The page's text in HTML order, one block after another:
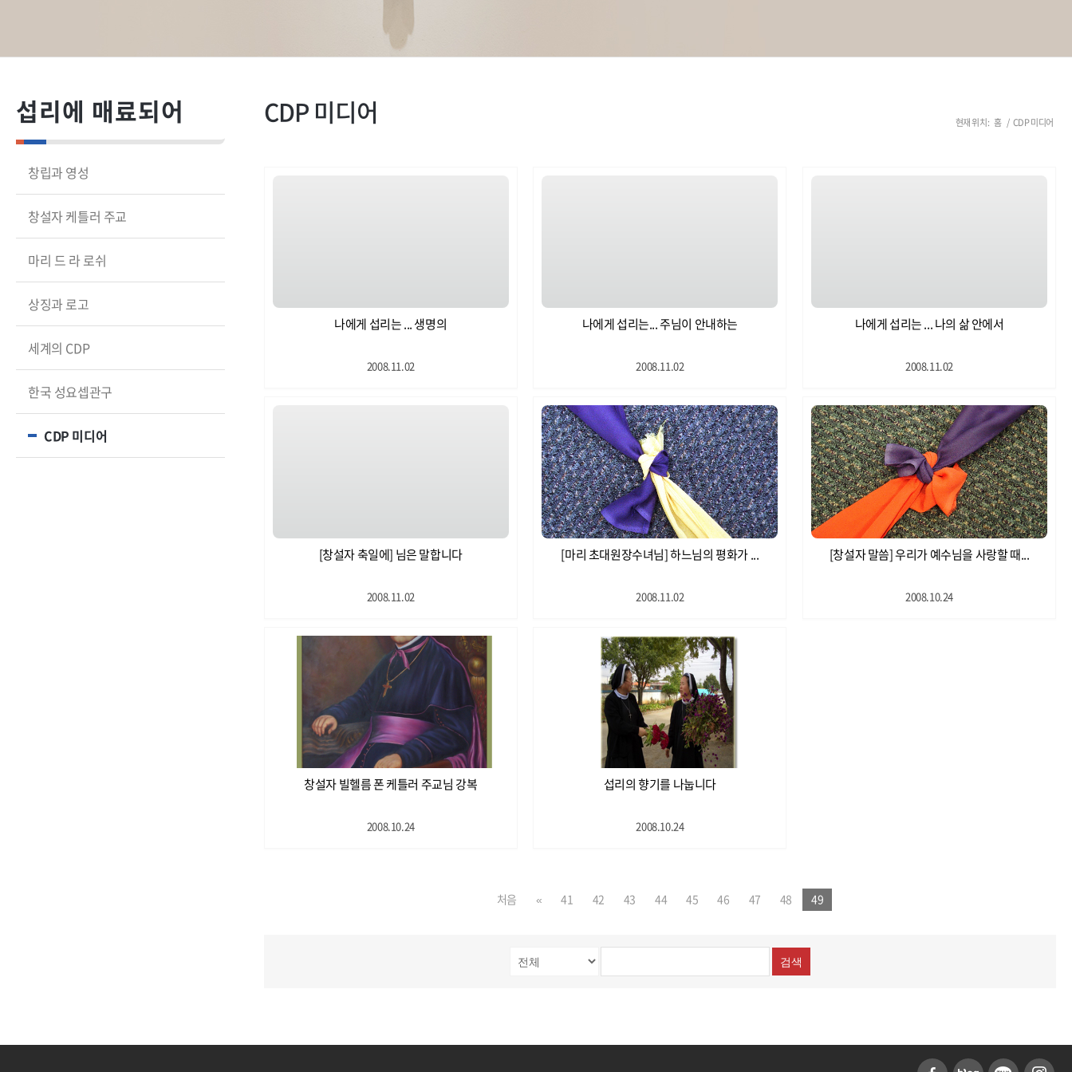
CDP 미디어 현재 위치: 홈 / CDP 미디어
나에게 섭리는 ... 생명의
2008.11.02
나에게 섭리는... 주님이 안내하는
2008.11.02
나에게 섭리는 ... 나의 삶 안에서
2008.11.02
[창설자 축일에] 님은 말합니다
2008.11.02
[마리 초대원장수녀님] 하느님의 평화가 ...
2008.11.02
[창설자 말씀] 우리가 예수님을 사랑할 때...
2008.10.24
창설자 빌헬름 폰 케틀러 주교님 강복
2008.10.24
섭리의 향기를 나눕니다
2008.10.24
처음 « 41 42 43 44 45 46 47 48 49
검색
섭리에 매료되어
창립과 영성
창설자 케틀러 주교
마리 드 라 로쉬
상징과 로고
세계의 CDP
한국 성요셉관구
CDP 미디어